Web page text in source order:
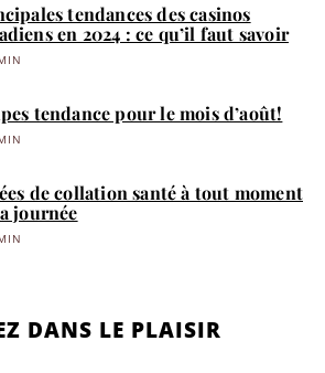
tendances des casinos
en 2024 : ce qu’il faut savoir
tendance pour le mois d’août!
de collation santé à tout moment
journée
DANS LE PLAISIR